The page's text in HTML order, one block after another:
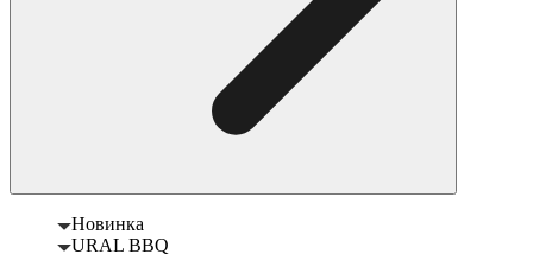
Новинка
URAL BBQ